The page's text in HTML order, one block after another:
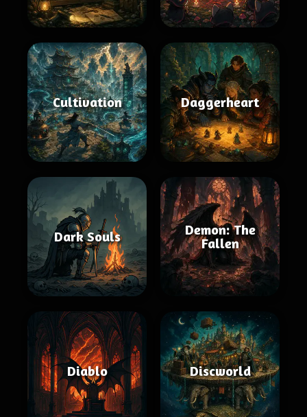
Cultivation Daggerheart
Dark Souls
Demon: The
Fallen
Diablo Discworld